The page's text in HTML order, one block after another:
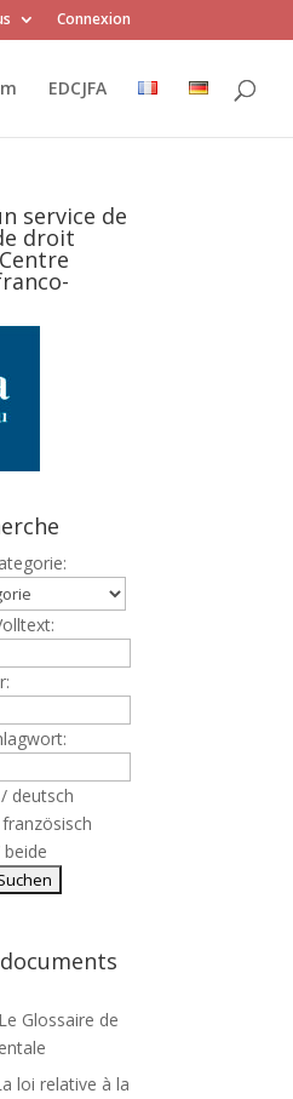
Connexion
EDCJFA
service de
droit
deutsch
Glossaire de
loi relative à la